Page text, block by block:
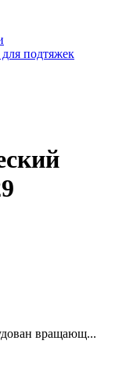
подтяжек
вращающ...